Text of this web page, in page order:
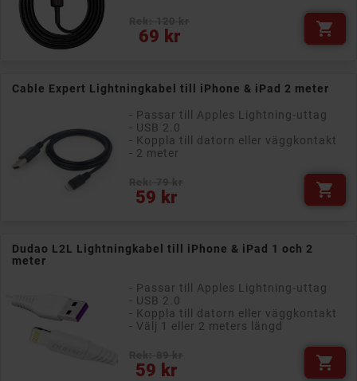
69 kr
Pris 
Cable Expert Lightningkabel till iPhone & iPad 2 meter
- Passar till Apples Lightning-uttag
- USB 2.0
- Koppla till datorn eller väggkontakt
- 2 meter
59 kr
Pris 
Dudao L2L Lightningkabel till iPhone & iPad 1 och 2
meter
- Passar till Apples Lightning-uttag
- USB 2.0
- Koppla till datorn eller väggkontakt
- Välj 1 eller 2 meters längd
59 kr
Pris 